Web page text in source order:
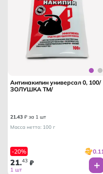
Антинакипин универсал 0, 100/
ЗОЛУШКА ТМ/
21.43 ₽ за 1 шт
Масса нетто: 100 г
-20%
21.43 ₽
1 шт